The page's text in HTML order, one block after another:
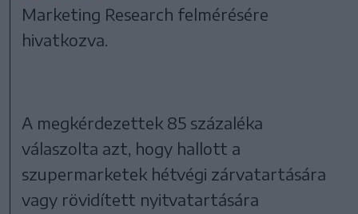
Marketing Research felmérésére
hivatkozva.
A megkérdezettek 85 százaléka
válaszolta azt, hogy hallott a
szupermarketek hétvégi zárvatartására
vagy rövidített nyitvatartására